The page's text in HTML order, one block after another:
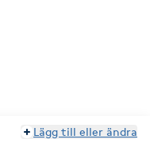
Lägg till eller ändra